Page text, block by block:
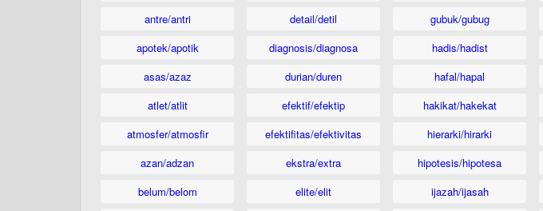
antre/antri
apotek/apotik
asas/azaz
atlet/atlit
atmosfer/atmosfir
azan/adzan
belum/belom
detail/detil
diagnosis/diagnosa
durian/duren
efektif/efektip
efektifitas/efektivitas
ekstra/extra
elite/elit
gubuk/gubug
hadis/hadist
hafal/hapal
hakikat/hakekat
hierarki/hirarki
hipotesis/hipotesa
ijazah/ijasah